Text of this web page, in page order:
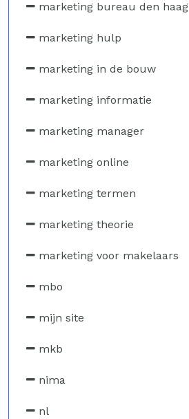
marketing bureau den haag
marketing hulp
marketing in de bouw
marketing informatie
marketing manager
marketing online
marketing termen
marketing theorie
marketing voor makelaars
mbo
mijn site
mkb
nima
nl